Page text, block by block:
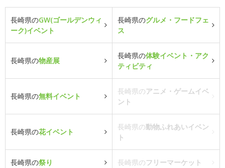
長崎県のGW(ゴールデンウィ
ーク)イベント
長崎県のグルメ・フードフェ
ス
長崎県の物産展
長崎県の体験イベント・アク
ティビティ
長崎県の無料イベント
長崎県のアニメ・ゲームイベ
ント
長崎県の花イベント
長崎県の動物ふれあいイベン
ト
長崎県の祭り 長崎県のフリーマーケット